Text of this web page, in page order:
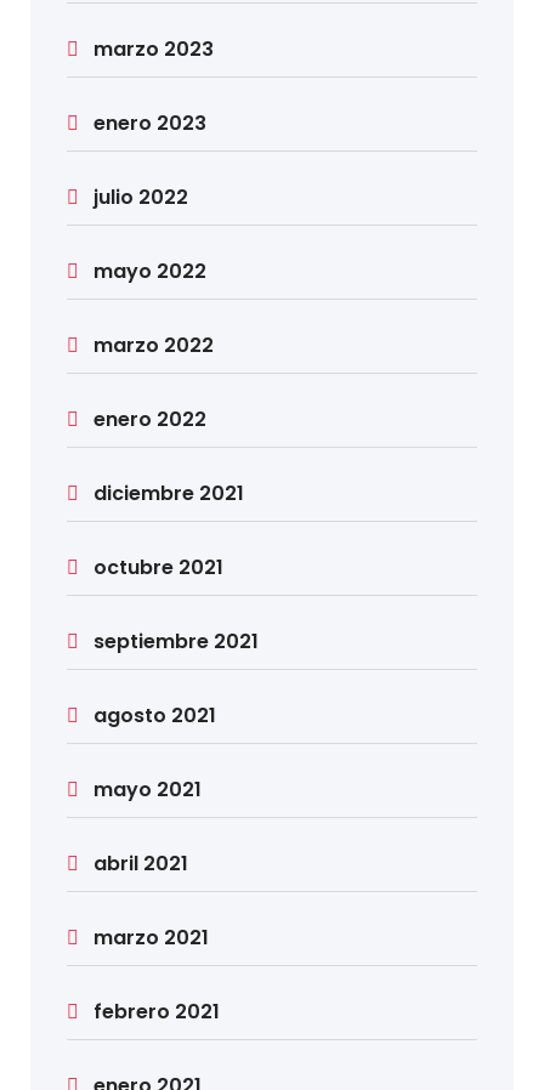
marzo 2023
enero 2023
julio 2022
mayo 2022
marzo 2022
enero 2022
diciembre 2021
octubre 2021
septiembre 2021
agosto 2021
mayo 2021
abril 2021
marzo 2021
febrero 2021